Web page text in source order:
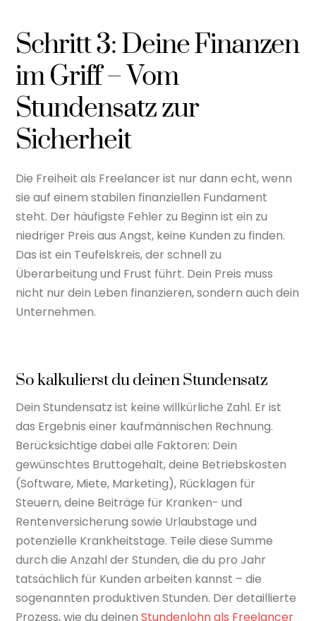
Schritt 3: Deine Finanzen
im Griff – Vom
Stundensatz zur
Sicherheit
Die Freiheit als Freelancer ist nur dann echt, wenn
sie auf einem stabilen finanziellen Fundament
steht. Der häufigste Fehler zu Beginn ist ein zu
niedriger Preis aus Angst, keine Kunden zu finden.
Das ist ein Teufelskreis, der schnell zu
Überarbeitung und Frust führt. Dein Preis muss
nicht nur dein Leben finanzieren, sondern auch dein
Unternehmen.
So kalkulierst du deinen Stundensatz
Dein Stundensatz ist keine willkürliche Zahl. Er ist
das Ergebnis einer kaufmännischen Rechnung.
Berücksichtige dabei alle Faktoren: Dein
gewünschtes Bruttogehalt, deine Betriebskosten
(Software, Miete, Marketing), Rücklagen für
Steuern, deine Beiträge für Kranken- und
Rentenversicherung sowie Urlaubstage und
potenzielle Krankheitstage. Teile diese Summe
durch die Anzahl der Stunden, die du pro Jahr
tatsächlich für Kunden arbeiten kannst – die
sogenannten produktiven Stunden. Der detaillierte
Prozess, wie du deinenStundenlohn als Freelancer